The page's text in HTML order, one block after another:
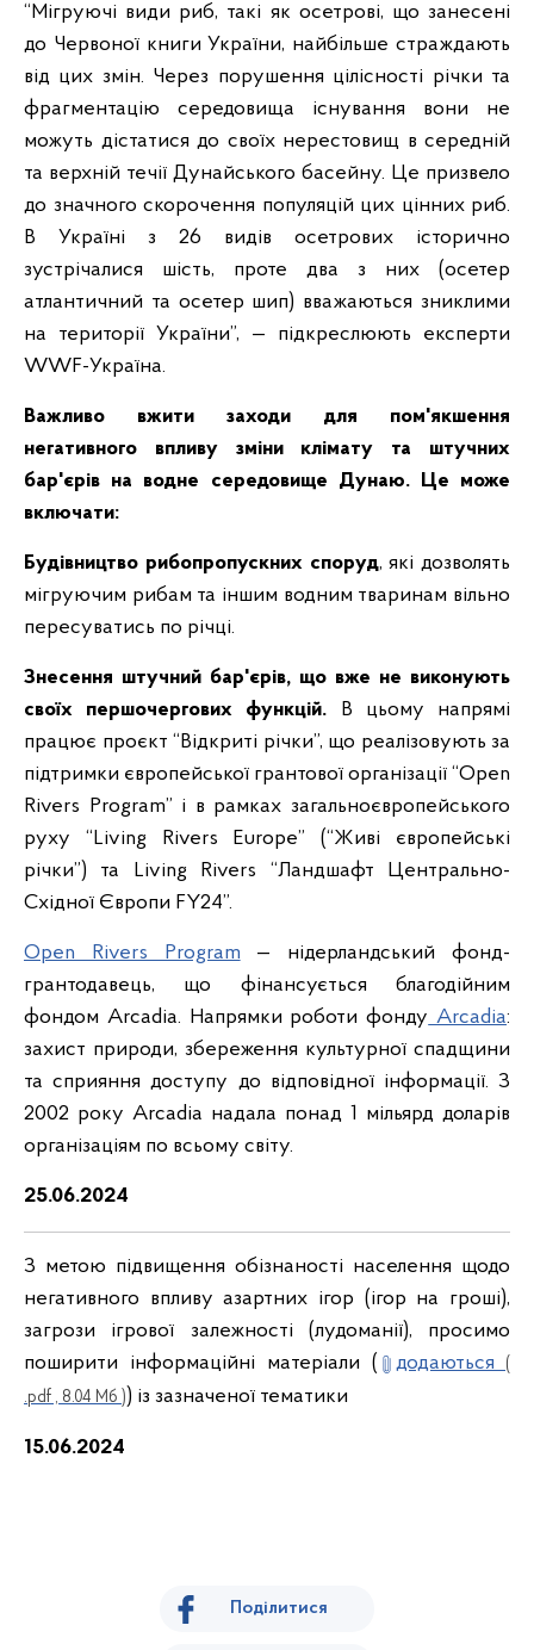
“Мігруючі види риб, такі як осетрові, що занесені
до Червоної книги України, найбільше страждають
від цих змін. Через порушення цілісності річки та
фрагментацію середовища існування вони не
можуть дістатися до своїх нерестовищ в середній
та верхній течії Дунайського басейну. Це призвело
до значного скорочення популяцій цих цінних риб.
В Україні з 26 видів осетрових історично
зустрічалися шість, проте два з них (осетер
атлантичний та осетер шип) вважаються зниклими
на території України”, — підкреслюють експерти
WWF-Україна.
Важливо вжити заходи для пом'якшення
негативного впливу зміни клімату та штучних
бар'єрів на водне середовище Дунаю. Це може
включати:
Будівництво рибопропускних споруд, які дозволять
мігруючим рибам та іншим водним тваринам вільно
пересуватись по річці.
Знесення штучний бар'єрів, що вже не виконують
своїх першочергових функцій. В цьому напрямі
працює проєкт “Відкриті річки”, що реалізовують за
підтримки європейської грантової організації “Open
Rivers Program” і в рамках загальноєвропейського
руху “Living Rivers Europe” (“Живі європейські
річки”) та Living Rivers “Ландшафт Центрально-
Східної Європи FY24”.
Open Rivers Program — нідерландський фонд-
грантодавець, що фінансується благодійним
фондом Arcadia. Напрямки роботи фонду Arcadia:
захист природи, збереження культурної спадщини
та сприяння доступу до відповідної інформації. З
2002 року Arcadia надала понад 1 мільярд доларів
організаціям по всьому світу.
25.06.2024
З метою підвищення обізнаності населення щодо
негативного впливу азартних ігор (ігор на гроші),
загрози ігрової залежності (лудоманії), просимо
поширити інформаційні матеріали (
додаються (
.pdf , 8.04 Мб )) із зазначеної тематики
15.06.2024
Поділитися